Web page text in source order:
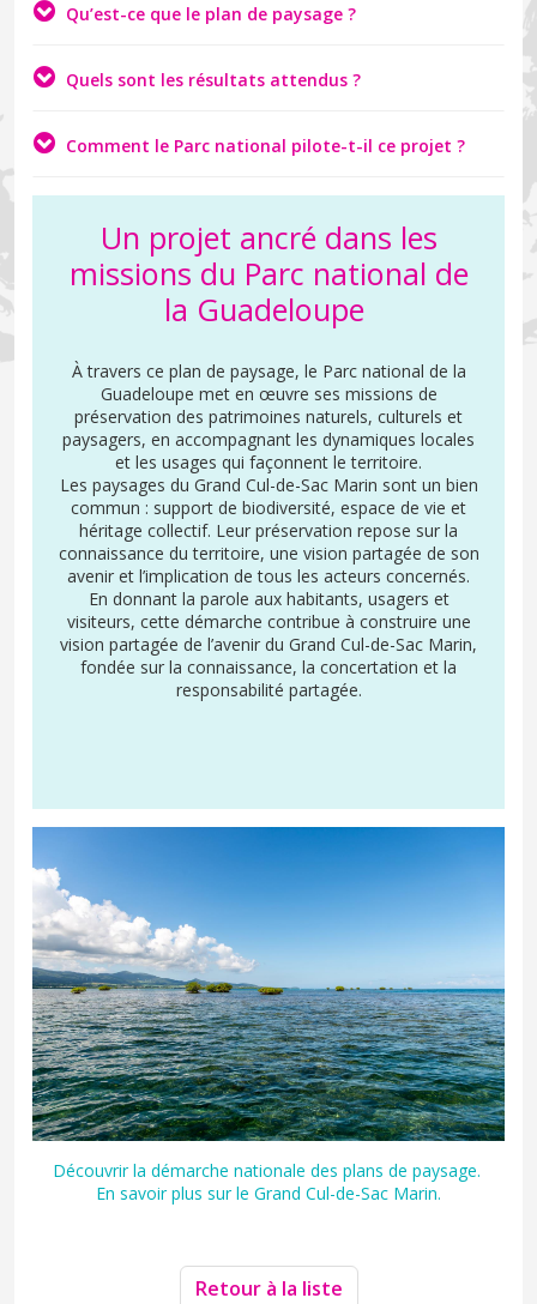
Qu’est-ce que le plan de paysage ?
Quels sont les résultats attendus ?
Comment le Parc national pilote-t-il ce projet ?
Un projet ancré dans les
missions du Parc national de
la Guadeloupe
À travers ce plan de paysage, le Parc national de la
Guadeloupe met en œuvre ses missions de
préservation des patrimoines naturels, culturels et
paysagers, en accompagnant les dynamiques locales
et les usages qui façonnent le territoire.
Les paysages du Grand Cul-de-Sac Marin sont un bien
commun : support de biodiversité, espace de vie et
héritage collectif. Leur préservation repose sur la
connaissance du territoire, une vision partagée de son
avenir et l’implication de tous les acteurs concernés.
En donnant la parole aux habitants, usagers et
visiteurs, cette démarche contribue à construire une
vision partagée de l’avenir du Grand Cul-de-Sac Marin,
fondée sur la connaissance, la concertation et la
responsabilité partagée.
Découvrir la démarche nationale des plans de paysage.
En savoir plus sur le Grand Cul-de-Sac Marin.
Retour à la liste